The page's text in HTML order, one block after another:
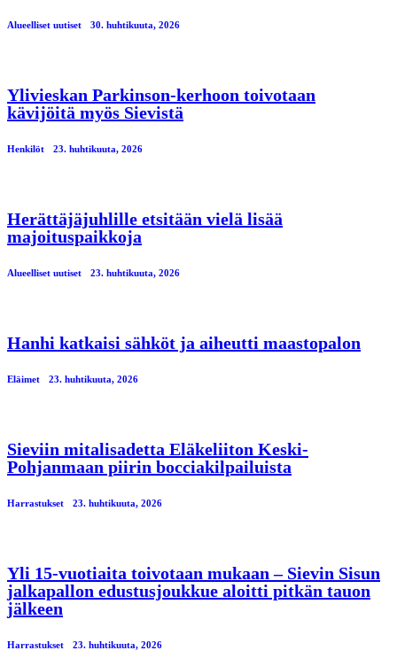
Alueelliset uutiset 30. huhtikuuta, 2026
Ylivieskan Parkinson-kerhoon toivotaan
kävijöitä myös Sievistä
Henkilöt 23. huhtikuuta, 2026
Herättäjäjuhlille etsitään vielä lisää
majoituspaikkoja
Alueelliset uutiset 23. huhtikuuta, 2026
Hanhi katkaisi sähköt ja aiheutti maastopalon
Eläimet 23. huhtikuuta, 2026
Sieviin mitalisadetta Eläkeliiton Keski-
Pohjanmaan piirin bocciakilpailuista
Harrastukset 23. huhtikuuta, 2026
Yli 15-vuotiaita toivotaan mukaan – Sievin Sisun
jalkapallon edustusjoukkue aloitti pitkän tauon
jälkeen
Harrastukset 23. huhtikuuta, 2026